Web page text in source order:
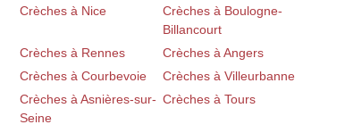
Crèches à Nice
Crèches à Boulogne-
Billancourt
Crèches à Rennes
Crèches à Angers
Crèches à Courbevoie
Crèches à Villeurbanne
Crèches à Asnières-sur-
Seine
Crèches à Tours